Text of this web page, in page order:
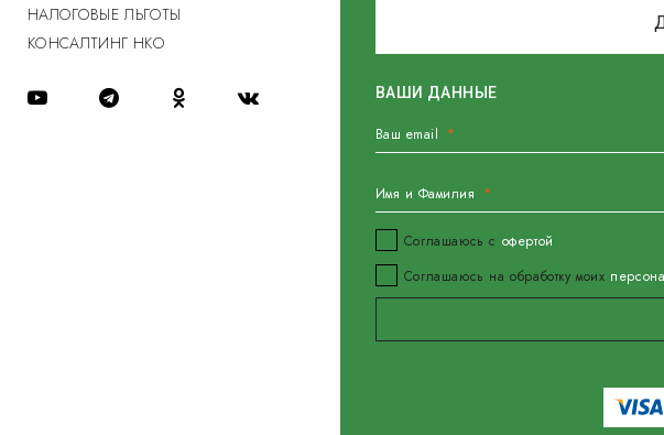
НАЛОГОВЫЕ ЛЬГОТЫ
КОНСАЛТИНГ НКО
ВАШИ ДАННЫЕ
Ваш email
Имя и Фамилия
Соглашаюсь с офертой
Соглашаюсь на обработку моих